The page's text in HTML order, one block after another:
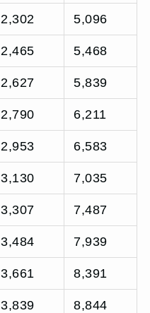
2,302 5,096
2,465 5,468
2,627 5,839
2,790 6,211
2,953 6,583
3,130 7,035
3,307 7,487
3,484 7,939
3,661 8,391
3,839 8,844